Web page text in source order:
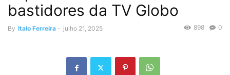
bastidores da TV Globo
By Italo Ferreira - julho 21, 2025 0
898